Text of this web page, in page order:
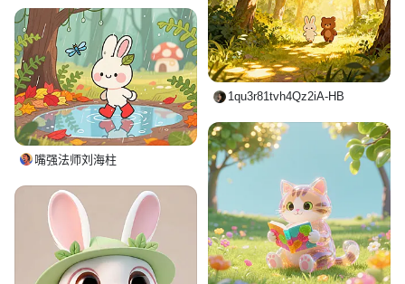
1qu3r81tvh4Qz2iA-HB
嘴强法师刘海柱